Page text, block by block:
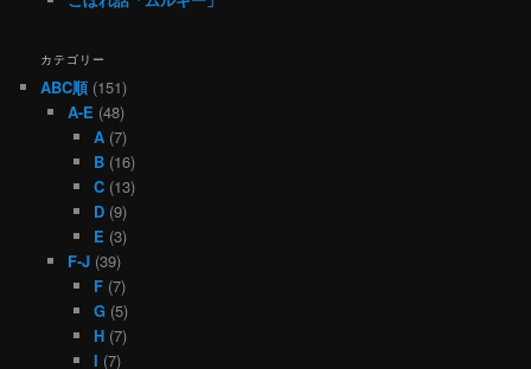
カテゴリー
ABC順(151)
A-E (48)
A (7)
B (16)
C (13)
D (9)
E (3)
F-J(39)
F (7)
G (5)
H (7)
I (7)